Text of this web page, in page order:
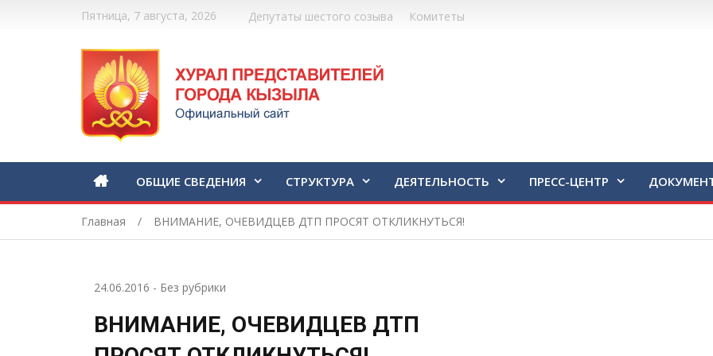
Пятница, 7 августа, 2026 Депутаты шестого созыва Комитеты
ОБЩИЕ СВЕДЕНИЯ СТРУКТУРА ДЕЯТЕЛЬНОСТЬ ПРЕСС-ЦЕНТР
Главная ВНИМАНИЕ, ОЧЕВИДЦЕВ ДТП ПРОСЯТ ОТКЛИКНУТЬСЯ!
24.06.2016 - Без рубрики
ВНИМАНИЕ, ОЧЕВИДЦЕВ ДТП